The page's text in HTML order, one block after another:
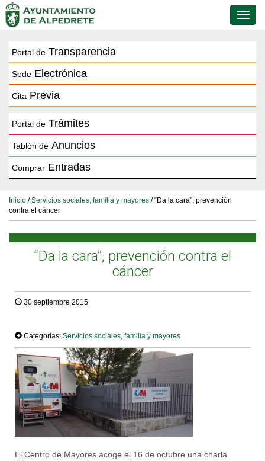
de
Portal de Transparencia
Sede Electrónica
Cita Previa
Portal de Trámites
Tablón de Anuncios
Comprar Entradas
Inicio /Servicios sociales, familia y mayores / “Da la cara”, prevención
contra el cáncer
“Da la cara”, prevención contra el
cáncer
30 septiembre 2015
Categorías: Servicios sociales, familia y mayores
El Centro de Mayores acoge el 16 de octubre una charla